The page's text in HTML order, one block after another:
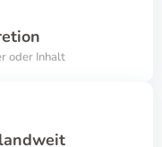
oder Inhalt